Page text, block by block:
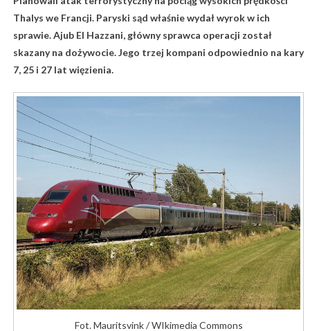
Thalys we Francji. Paryski sąd właśnie wydał wyrok w ich
sprawie. Ajub El Hazzani, główny sprawca operacji został
skazany na dożywocie. Jego trzej kompani odpowiednio na kary
7, 25 i 27 lat więzienia.
Fot. Mauritsvink / WIkimedia Commons